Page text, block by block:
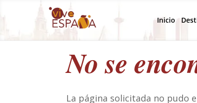
Inicio
No se
La página solicitada no pudo